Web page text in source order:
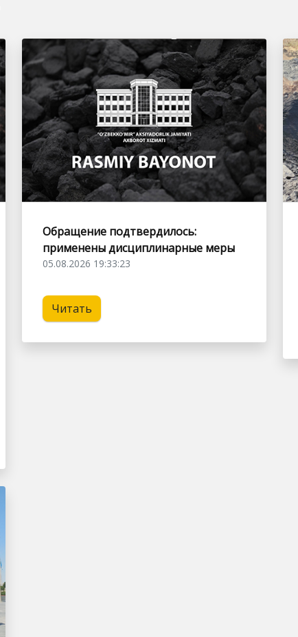
Обращение подтвердилось:
применены дисциплинарные меры
05.08.2026 19:33:23
Читать